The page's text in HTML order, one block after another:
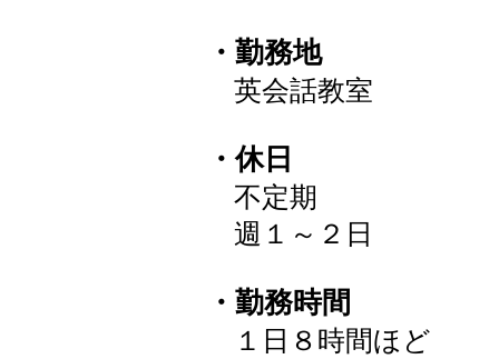
・勤務地
英会話教室
・休日
不定期
週１～２日
・勤務時間
１日８時間ほど